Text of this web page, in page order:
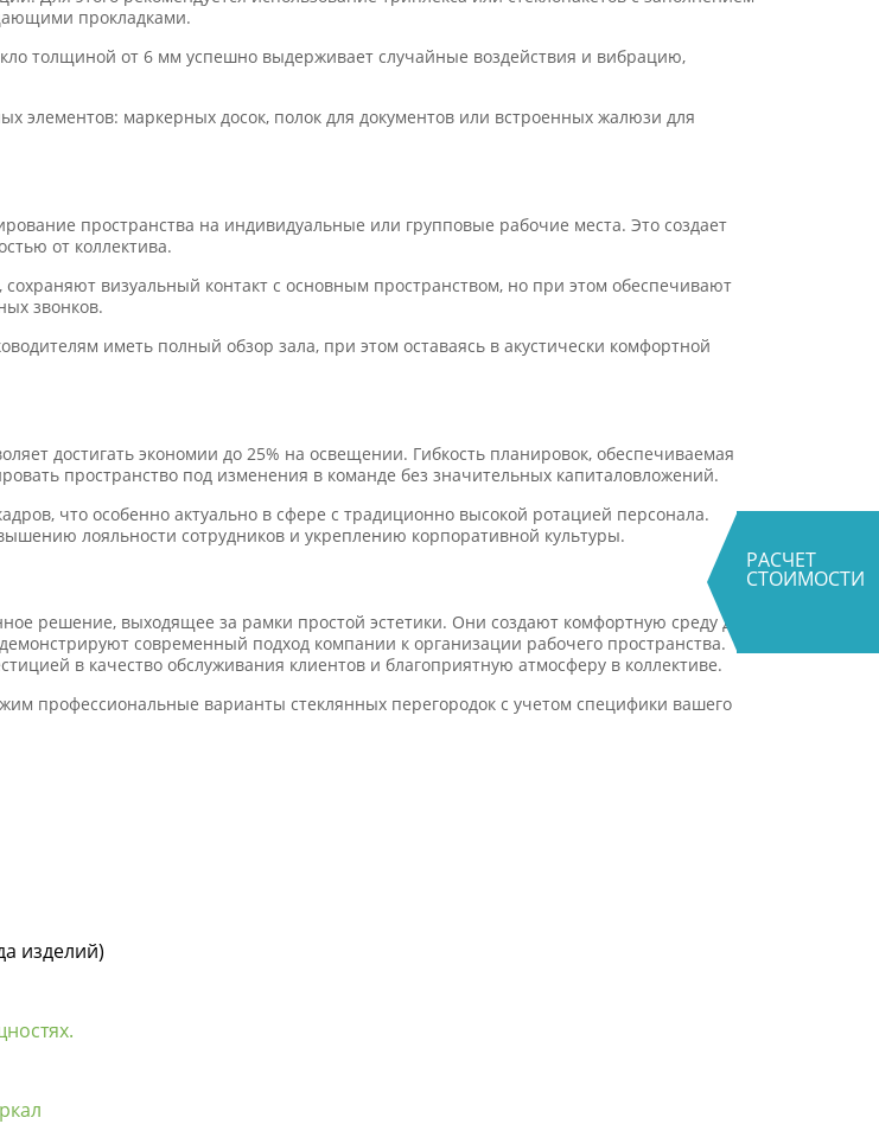
РАСЧЕТ
СТОИМОСТИ
прокладками.
толщиной от 6 мм успешно выдерживает случайные воздействия и вибрацию,
элементов: маркерных досок, полок для документов или встроенных жалюзи для
пространства на индивидуальные или групповые рабочие места. Это создает
от коллектива.
визуальный контакт с основным пространством, но при этом обеспечивают
звонков.
иметь полный обзор зала, при этом оставаясь в акустически комфортной
достигать экономии до 25% на освещении. Гибкость планировок, обеспечиваемая
пространство под изменения в команде без значительных капиталовложений.
что особенно актуально в сфере с традиционно высокой ротацией персонала.
лояльности сотрудников и укреплению корпоративной культуры.
решение, выходящее за рамки простой эстетики. Они создают комфортную среду для
современный подход компании к организации рабочего пространства.
в качество обслуживания клиентов и благоприятную атмосферу в коллективе.
профессиональные варианты стеклянных перегородок с учетом специфики вашего
изделий)